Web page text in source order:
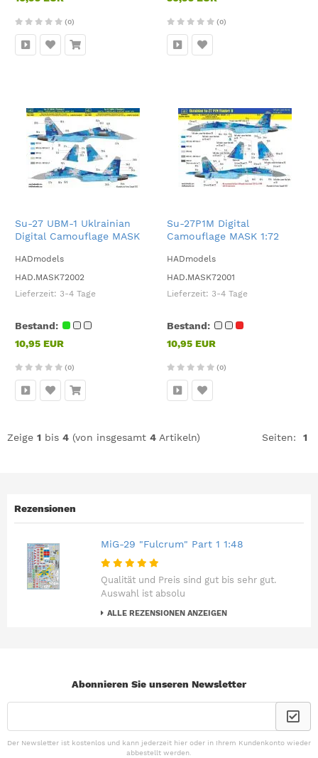
(0) (0)
Su-27 UBM-1 Uklrainian
Digital Camouflage MASK
HADmodels
HAD.MASK72002
Lieferzeit: 3-4 Tage
Bestand:
10,95 EUR
(0)
Su-27P1M Digital
Camouflage MASK 1:72
HADmodels
HAD.MASK72001
Lieferzeit: 3-4 Tage
Bestand:
10,95 EUR
(0)
Zeige 1 bis 4 (von insgesamt 4 Artikeln) Seiten: 1
Rezensionen
MiG-29 "Fulcrum" Part 1 1:48
Qualität und Preis sind gut bis sehr gut.
Auswahl ist absolu
ALLE REZENSIONEN ANZEIGEN
Abonnieren Sie unseren Newsletter
Der Newsletter ist kostenlos und kann jederzeit hier oder in Ihrem Kundenkonto wieder
abbestellt werden.